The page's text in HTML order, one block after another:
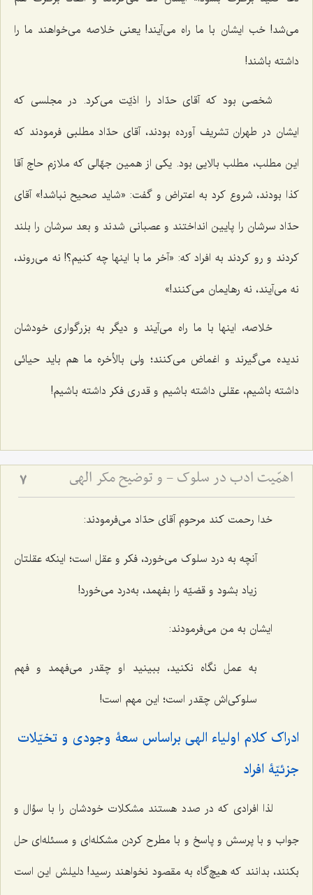
می‌شد! خب ایشان با ما راه می‌آیند! یعنی خلاصه می‌خواهند ما را
داشته باشند!
شخصی بود که آقای حدّاد را اذیّت می‌کرد. در مجلسی که
ایشان در طهران تشریف آورده بودند، آقای حدّاد مطلبی فرمودند که
این مطلب، مطلب بالایی بود. یکی از همین جهّالی که ملازم حاج آقا
کذا بودند، شروع کرد به اعتراض و گفت: «شاید صحیح نباشد!» آقای
حدّاد سرشان را پایین انداختند و عصبانی شدند و بعد سرشان را بلند
کردند و رو کردند به افراد که: «آخر ما با اینها چه کنیم؟! نه می‌روند،
نه می‌آیند، نه رهایمان می‌کنند!»
خلاصه، اینها با ما راه می‌آیند و دیگر به بزرگواری خودشان
ندیده می‌گیرند و اغماض می‌کنند؛ ولی بالأخره ما هم باید حیائی
داشته باشیم، عقلی داشته باشیم و قدری فکر داشته باشیم!
اهمّیت ادب در سلوک - و توضیح مکر الهی 7
خدا رحمت کند مرحوم آقای حدّاد می‌فرمودند:
آنچه به درد سلوک می‌خورد، فکر و عقل است؛ اینکه عقلتان
زیاد بشود و قضیّه را بفهمد، به‌درد می‌خورد!
ایشان به من می‌فرمودند:
به عمل نگاه نکنید، ببینید او چقدر می‌فهمد و فهم
سلوکی‌اش چقدر است؛ این مهم است!
ادراک کلام اولیاء الهی براساس سعۀ وجودی و تخیّلات
جزئیّۀ افراد
لذا افرادی که در صدد هستند مشکلات خودشان را با سؤال و
جواب و با پرسش و پاسخ و با مطرح کردن مشکله‌ای و مسئله‌ای حل
بکنند، بدانند که هیچ‌گاه به مقصود نخواهند رسید! دلیلش این است